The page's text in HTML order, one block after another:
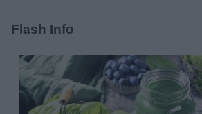
Flash Info